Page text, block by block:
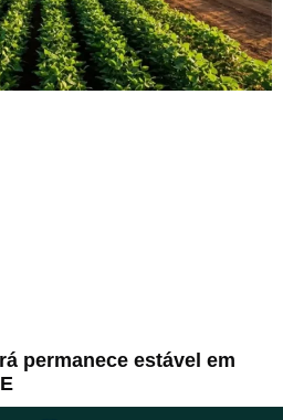
permanece estável em